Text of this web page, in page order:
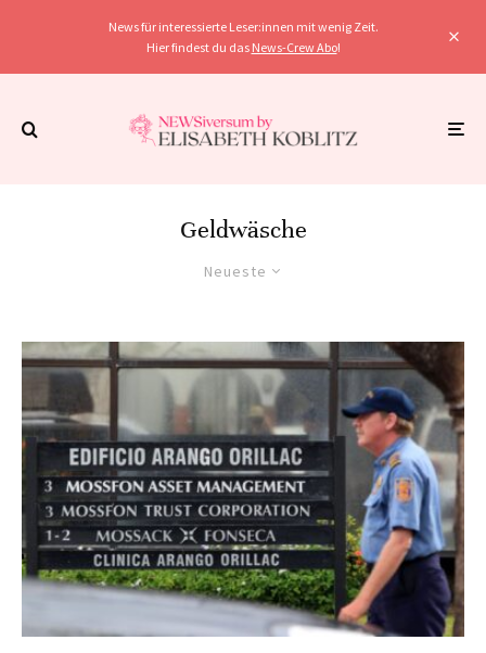
News für interessierte Leser:innen mit wenig Zeit.
Hier findest du das News-Crew Abo!
Geldwäsche
Neueste